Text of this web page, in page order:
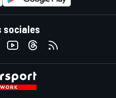
sociales